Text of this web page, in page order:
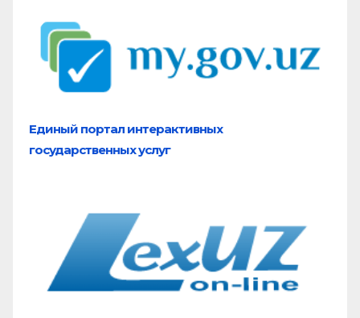
Единый портал интерактивных
государственных услуг